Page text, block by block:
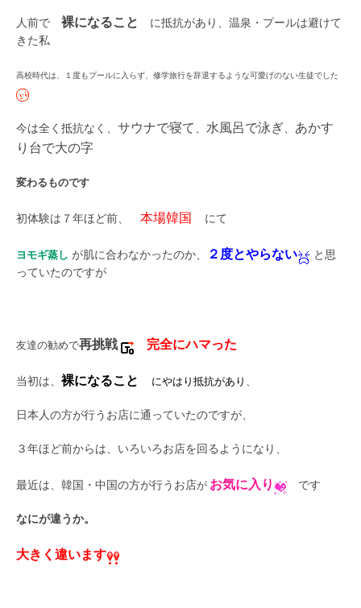
人前で 裸になること
に抵抗があり、温泉・プールは避けて
きた私
高校時代は、１度もプールに入らず、修学旅行を辞退するような可愛げのない生徒でした
今は全く抵抗なく、 サウナで寝て 、 水風呂で泳ぎ、 あかす
り台で大の字
変わるものです
初体験は７年ほど前、 本場韓国 にて
ヨモギ蒸し が肌に合わなかったのか、 ２度とやらない
と思
っていたのですが
友達の勧めで再挑戦 完全にハマった
当初は、 裸になること にやはり抵抗があり 、
日本人の方が行うお店に通っていたのですが、
３年ほど前からは、いろいろお店を回るようになり、
最近は、韓国・中国の方が行うお店が お気に入り です
なにが違うか。
大きく違います